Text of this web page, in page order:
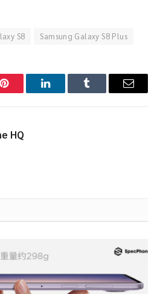
S8 Samsung Galaxy S8 Plus
Pinterest LinkedInTumblr Email
HQ